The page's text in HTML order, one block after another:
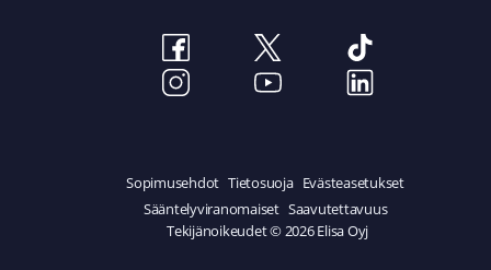
Sopimusehdot Tietosuoja Evästeasetukset
Sääntelyviranomaiset Saavutettavuus
Tekijänoikeudet © 2026 Elisa Oyj